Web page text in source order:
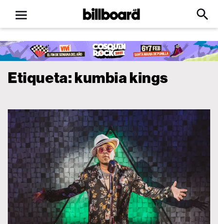
Open
menu
Billboard
Click
Input
Etiqueta:kumbia kings